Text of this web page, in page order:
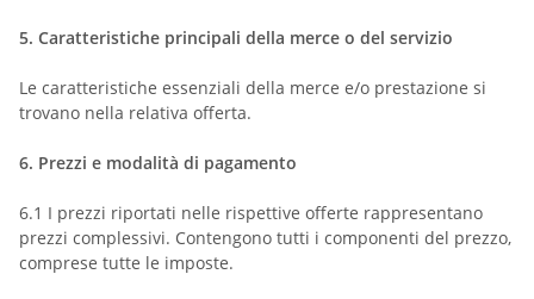
5. Caratteristiche principali della merce o del servizio
Le caratteristiche essenziali della merce e/o prestazione si
trovano nella relativa offerta.
6. Prezzi e modalità di pagamento
6.1 I prezzi riportati nelle rispettive offerte rappresentano
prezzi complessivi. Contengono tutti i componenti del prezzo,
comprese tutte le imposte.